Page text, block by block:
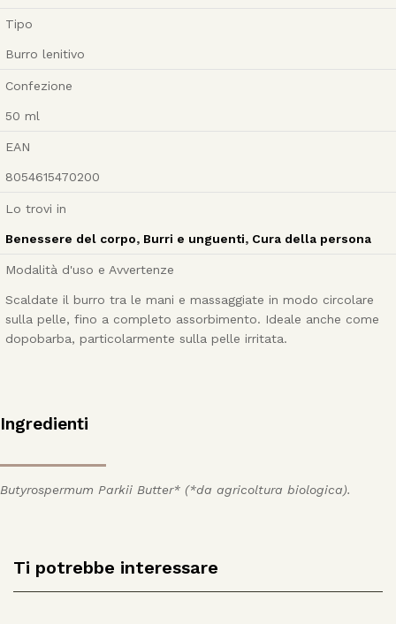
Tipo
Burro lenitivo
Confezione
50 ml
EAN
8054615470200
Lo trovi in
Benessere del corpo, Burri e unguenti, Cura della persona
Modalità d'uso e Avvertenze
Scaldate il burro tra le mani e massaggiate in modo circolare
sulla pelle, fino a completo assorbimento. Ideale anche come
dopobarba, particolarmente sulla pelle irritata.
Ingredienti
Butyrospermum Parkii Butter* (*da agricoltura biologica).
Ti potrebbe interessare